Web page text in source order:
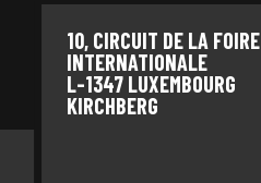
10, CIRCUIT DE LA FOIRE
INTERNATIONALE
L-1347 LUXEMBOURG
KIRCHBERG